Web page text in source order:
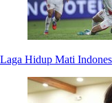
Laga Hidup Mati